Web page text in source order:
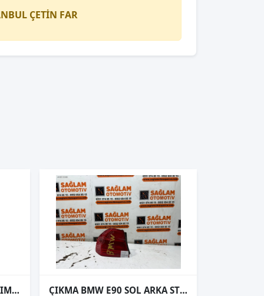
ÇETİN FAR
BMW E30 SAĞ SOL FAR TAKIM (KRİSTAL SİYAH) 1987-1991 ÇIKMA BMW E90 SOL ARKA STOP 7161955